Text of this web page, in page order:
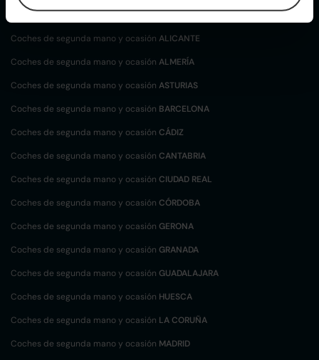
Coches de segunda mano y ocasiónALBACETE
Coches de segunda mano y ocasión ALICANTE
Coches de segunda mano y ocasión ALMERÍA
Coches de segunda mano y ocasión ASTURIAS
Coches de segunda mano y ocasión BARCELONA
Coches de segunda mano y ocasión CÁDIZ
Coches de segunda mano y ocasión CANTABRIA
Coches de segunda mano y ocasión CIUDAD REAL
Coches de segunda mano y ocasión CÓRDOBA
Coches de segunda mano y ocasión GERONA
Coches de segunda mano y ocasión GRANADA
Coches de segunda mano y ocasión GUADALAJARA
Coches de segunda mano y ocasión HUESCA
Coches de segunda mano y ocasión LA CORUÑA
Coches de segunda mano y ocasión MADRID